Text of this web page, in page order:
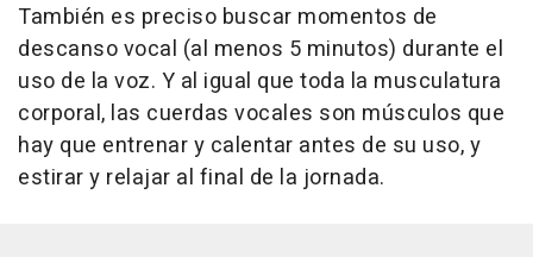
También es preciso buscar momentos de
descanso vocal (al menos 5 minutos) durante el
uso de la voz. Y al igual que toda la musculatura
corporal, las cuerdas vocales son músculos que
hay que entrenar y calentar antes de su uso, y
estirar y relajar al final de la jornada.